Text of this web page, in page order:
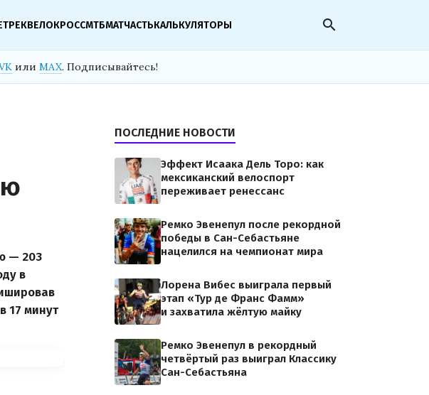
ТРЕКВЕЛОКРОССМТБМАТЧАСТЬКАЛЬКУЛЯТОРЫ search
или MAX. Подписывайтесь!
— 203
в
17 минут
ПОСЛЕДНИЕ НОВОСТИ
Эффект Исаака Дель Торо: как
мексиканский велоспорт
переживает ренессанс
Ремко Эвенепул после рекордной
победы в Сан-Себастьяне
нацелился на чемпионат мира
Лорена Вибес выиграла первый
этап «Тур де Франс Фамм»
и захватила жёлтую майку
Ремко Эвенепул в рекордный
четвёртый раз выиграл Классику
Сан-Себастьяна